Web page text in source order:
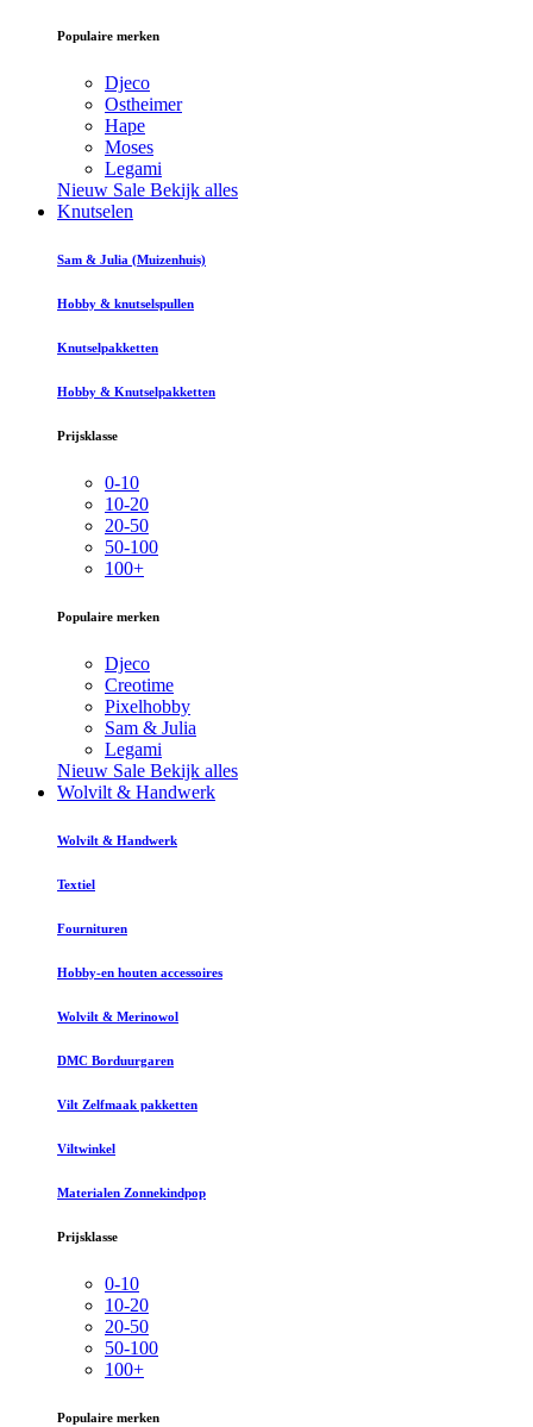
Populaire merken
Djeco
Ostheimer
Hape
Moses
Legami
Nieuw Sale Bekijk alles
Knutselen
Sam & Julia (Muizenhuis)
Hobby & knutselspullen
Knutselpakketten
Hobby & Knutselpakketten
Prijsklasse
0-10
10-20
20-50
50-100
100+
Populaire merken
Djeco
Creotime
Pixelhobby
Sam & Julia
Legami
Nieuw Sale Bekijk alles
Wolvilt & Handwerk
Wolvilt & Handwerk
Textiel
Fournituren
Hobby-en houten accessoires
Wolvilt & Merinowol
DMC Borduurgaren
Vilt Zelfmaak pakketten
Viltwinkel
Materialen Zonnekindpop
Prijsklasse
0-10
10-20
20-50
50-100
100+
Populaire merken